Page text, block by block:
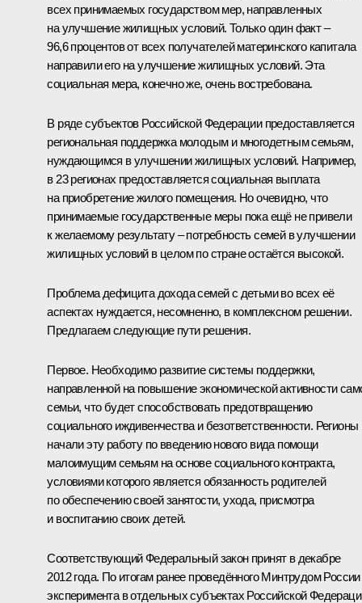
всех принимаемых государством мер, направленных
на улучшение жилищных условий. Только один факт –
96,6 процентов от всех получателей материнского капитала
направили его на улучшение жилищных условий. Эта
социальная мера, конечно же, очень востребована.
В ряде субъектов Российской Федерации предоставляется
региональная поддержка молодым и многодетным семьям,
нуждающимся в улучшении жилищных условий. Например,
в 23 регионах предоставляется социальная выплата
на приобретение жилого помещения. Но очевидно, что
принимаемые государственные меры пока ещё не привели
к желаемому результату – потребность семей в улучшении
жилищных условий в целом по стране остаётся высокой.
Проблема дефицита дохода семей с детьми во всех её
аспектах нуждается, несомненно, в комплексном решении.
Предлагаем следующие пути решения.
Первое. Необходимо развитие системы поддержки,
направленной на повышение экономической активности
семьи, что будет способствовать предотвращению
социального иждивенчества и безответственности. Регионы
начали эту работу по введению нового вида помощи
малоимущим семьям на основе социального контракта,
условиями которого является обязанность родителей
по обеспечению своей занятости, ухода, присмотра
и воспитанию своих детей.
Соответствующий Федеральный закон принят в декабре
2012 года. По итогам ранее проведённого Минтрудом России
эксперимента в отдельных субъектах Российской